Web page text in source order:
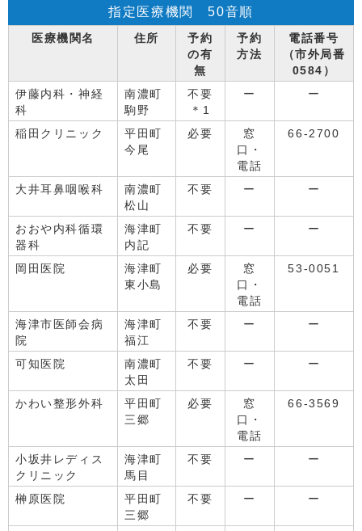
指定医療機関 50音順
医療機関名 住所
予約
の有
無
予約
方法
電話番号
（市外局番
0584）
伊藤内科・神経
科
南濃町
駒野
不要
＊1
ー ー
稲田クリニック
平田町
今尾
必要
窓
口・
電話
66-2700
大井耳鼻咽喉科
南濃町
松山
不要 ー ー
おおや内科循環
器科
海津町
内記
不要 ー ー
岡田医院
海津町
東小島
必要
窓
口・
電話
53-0051
海津市医師会病
院
海津町
福江
不要 ー ー
可知医院
南濃町
太田
不要 ー ー
かわい整形外科
平田町
三郷
必要
窓
口・
電話
66-3569
小坂井レディス
クリニック
海津町
馬目
不要 ー ー
榊原医院
平田町
三郷
不要 ー ー